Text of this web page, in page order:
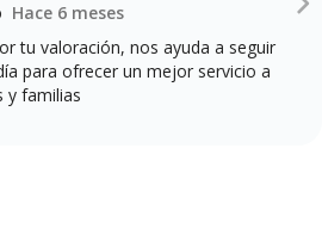
y atención a las familias
Hace 6 meses
tu valoración, nos ayuda a seguir
para ofrecer un mejor servicio a
y familias